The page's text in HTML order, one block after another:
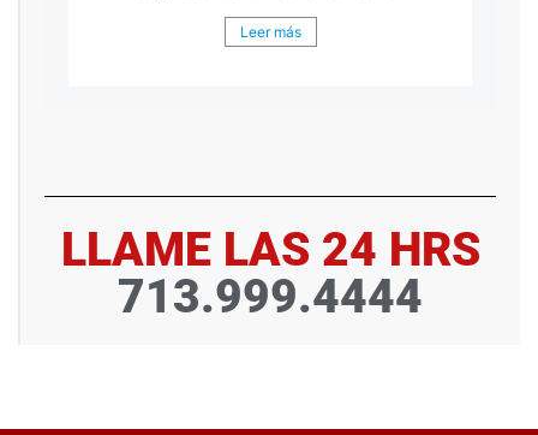
Leer más
LLAME LAS 24 HRS
713.999.4444